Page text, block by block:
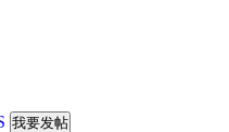
我要发帖